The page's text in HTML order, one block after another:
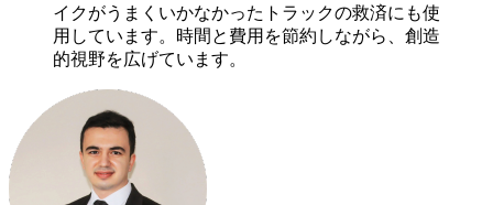
イクがうまくいかなかったトラックの救済にも使
用しています。時間と費用を節約しながら、創造
的視野を広げています。